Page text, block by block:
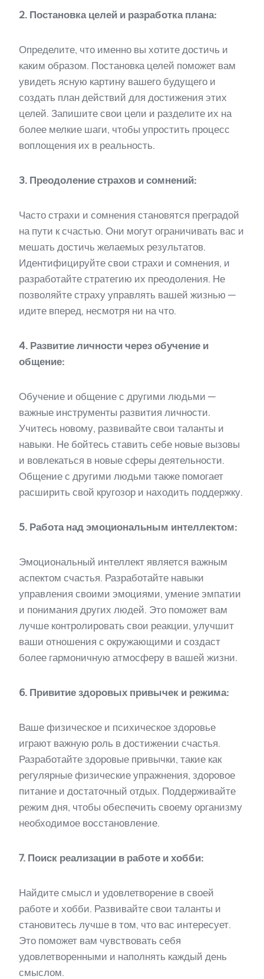
2. Постановка целей и разработка плана:
Определите, что именно вы хотите достичь и
каким образом. Постановка целей поможет вам
увидеть ясную картину вашего будущего и
создать план действий для достижения этих
целей. Запишите свои цели и разделите их на
более мелкие шаги, чтобы упростить процесс
воплощения их в реальность.
3. Преодоление страхов и сомнений:
Часто страхи и сомнения становятся преградой
на пути к счастью. Они могут ограничивать вас и
мешать достичь желаемых результатов.
Идентифицируйте свои страхи и сомнения, и
разработайте стратегию их преодоления. Не
позволяйте страху управлять вашей жизнью —
идите вперед, несмотря ни на что.
4. Развитие личности через обучение и
общение:
Обучение и общение с другими людьми —
важные инструменты развития личности.
Учитесь новому, развивайте свои таланты и
навыки. Не бойтесь ставить себе новые вызовы
и вовлекаться в новые сферы деятельности.
Общение с другими людьми также помогает
расширить свой кругозор и находить поддержку.
5. Работа над эмоциональным интеллектом:
Эмоциональный интеллект является важным
аспектом счастья. Разработайте навыки
управления своими эмоциями, умение эмпатии
и понимания других людей. Это поможет вам
лучше контролировать свои реакции, улучшит
ваши отношения с окружающими и создаст
более гармоничную атмосферу в вашей жизни.
6. Привитие здоровых привычек и режима:
Ваше физическое и психическое здоровье
играют важную роль в достижении счастья.
Разработайте здоровые привычки, такие как
регулярные физические упражнения, здоровое
питание и достаточный отдых. Поддерживайте
режим дня, чтобы обеспечить своему организму
необходимое восстановление.
7. Поиск реализации в работе и хобби:
Найдите смысл и удовлетворение в своей
работе и хобби. Развивайте свои таланты и
становитесь лучше в том, что вас интересует.
Это поможет вам чувствовать себя
удовлетворенными и наполнять каждый день
смыслом.